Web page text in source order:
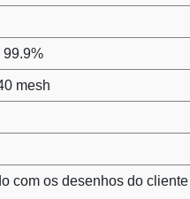
99.9%
mesh
com os desenhos do